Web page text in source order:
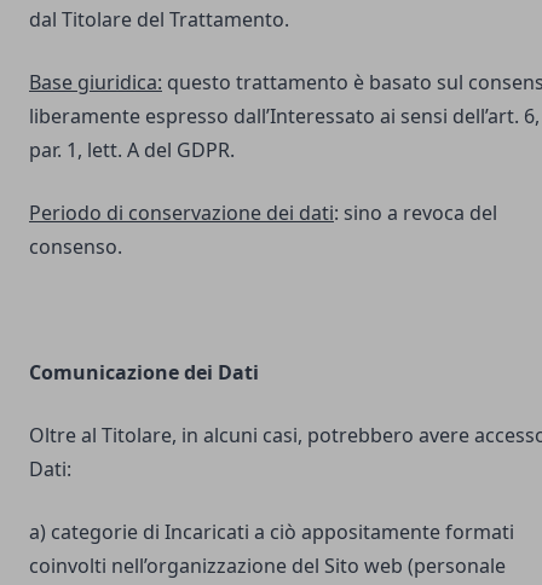
dal Titolare del Trattamento.
Base giuridica: questo trattamento è basato sul
liberamente espresso dall’Interessato ai sensi dell’art. 6,
par. 1, lett. A del GDPR.
Periodo di conservazione dei dati: sino a revoca del
consenso.
Comunicazione dei Dati
Oltre al Titolare, in alcuni casi, potrebbero avere
Dati:
a) categorie di Incaricati a ciò appositamente formati
coinvolti nell’organizzazione del Sito web (personale